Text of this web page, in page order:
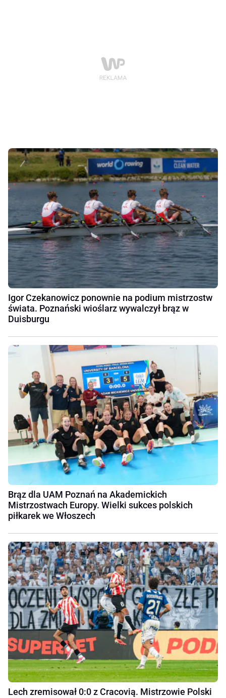
Igor Czekanowicz ponownie na podium mistrzostw
świata. Poznański wioślarz wywalczył brąz w
Duisburgu
Brąz dla UAM Poznań na Akademickich
Mistrzostwach Europy. Wielki sukces polskich
piłkarek we Włoszech
Lech zremisował 0:0 z Cracovią. Mistrzowie Polski